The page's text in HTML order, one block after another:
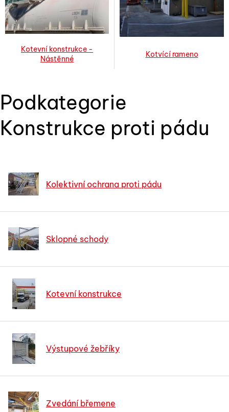
Kotevní konstrukce -
Nástěnné
Kotvící rameno
Podkategorie
Konstrukce proti pádu
Kolektivní ochrana proti pádu
Sklopné schody
Kotevní konstrukce
Výstupové žebříky
Zvedání břemene